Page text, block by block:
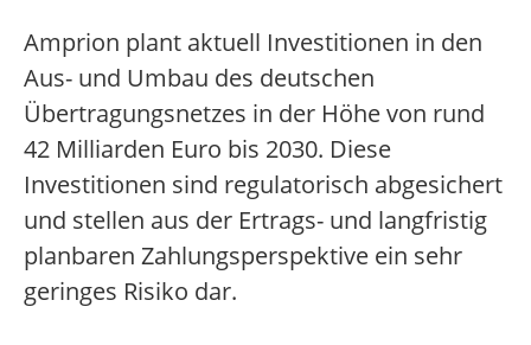
Amprion plant aktuell Investitionen in den
Aus- und Umbau des deutschen
Übertragungsnetzes in der Höhe von rund
42 Milliarden Euro bis 2030. Diese
Investitionen sind regulatorisch abgesichert
und stellen aus der Ertrags- und langfristig
planbaren Zahlungsperspektive ein sehr
geringes Risiko dar.